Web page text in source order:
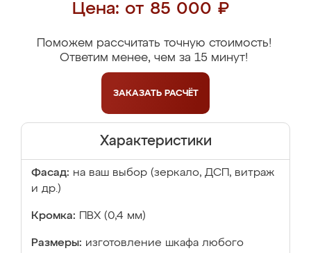
Цена: от 85 000 ₽
Поможем рассчитать точную стоимость!
Ответим менее, чем за 15 минут!
ЗАКАЗАТЬ РАСЧЁТ
Характеристики
Фасад: на ваш выбор (зеркало, ДСП, витраж
и др.)
Кромка: ПВХ (0,4 мм)
Размеры: изготовление шкафа любого